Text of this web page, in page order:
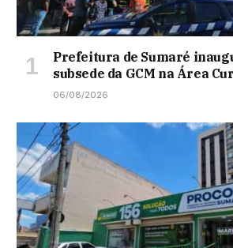
Prefeitura de Sumaré
subsede da GCM na Área
06/08/2026